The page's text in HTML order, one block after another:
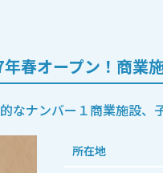
春オープン！商業
なナンバー１商業施設
所在地